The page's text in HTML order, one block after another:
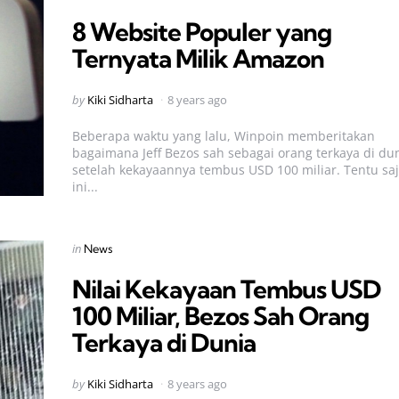
8 Website Populer yang
Ternyata Milik Amazon
Posted
by Kiki Sidharta 8 years ago
Beberapa waktu yang lalu, Winpoin memberitakan
bagaimana Jeff Bezos sah sebagai orang terkaya di
setelah kekayaannya tembus USD 100 miliar. Tentu
ini...
Categories
Posted
in News
Nilai Kekayaan Tembus USD
100 Miliar, Bezos Sah Orang
Terkaya di Dunia
Posted
by Kiki Sidharta 8 years ago